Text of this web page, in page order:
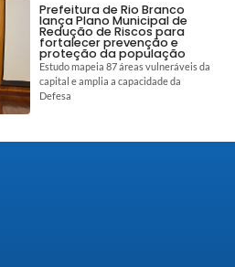
Prefeitura de Rio Branco
lança Plano Municipal de
Redução de Riscos para
fortalecer prevenção e
proteção da população
Estudo mapeia 87 áreas vulneráveis da
capital e amplia a capacidade da
Defesa